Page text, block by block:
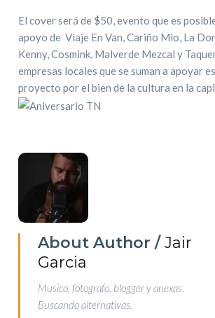
El cover será de $50, evento que es
apoyo de Viaje En Van, Cariño Mio, La
Kenny, Cosmink, Malverde Mezcal y
empresas locales que se suman a apoyar
proyecto por el bien de la cultura en la
About Author /Jair
Garcia
Musico, fotografo, blogger y anexas.
Buscando alternativas.